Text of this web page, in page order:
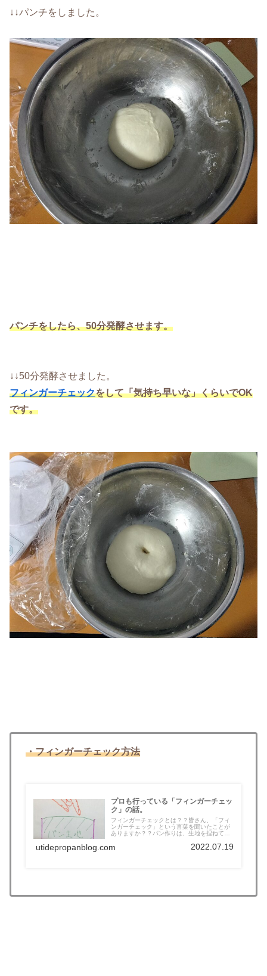
↓↓パンチをしました。
パンチをしたら、50分発酵させます。
↓↓50分発酵させました。
フィンガーチェックをして「気持ち早いな」くらいでOK
です。
・フィンガーチェック方法
プロも行っている「フィンガーチェッ
ク」の話。
フィンガーチェックとは？？皆さん、「フィ
ンガーチェック」という言葉を聞いたことが
ありますか？？パン作りは、生地を捏ねて
utidepropanblog.com 2022.07.19